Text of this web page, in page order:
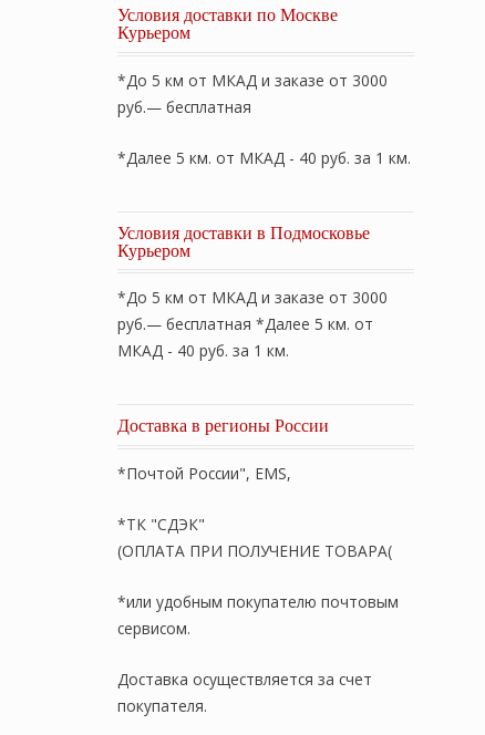
Условия доставки по Москве
Курьером
*До 5 км от МКАД и заказе от 3000
руб.— бесплатная
*Далее 5 км. от МКАД - 40 руб. за 1 км.
Условия доставки в Подмосковье
Курьером
*До 5 км от МКАД и заказе от 3000
руб.— бесплатная *Далее 5 км. от
МКАД - 40 руб. за 1 км.
Доставка в регионы России
*Почтой России", EMS,
*ТК "СДЭК"
(ОПЛАТА ПРИ ПОЛУЧЕНИЕ ТОВАРА(
*или удобным покупателю почтовым
сервисом.
Доставка осуществляется за счет
покупателя.